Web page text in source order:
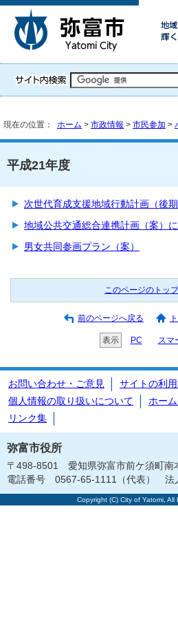
現在の位置： ホーム > 市政情報 > 市民参加 >
平成21年度
次世代育成支援地域行動計画（後期
地域公共交通総合連携計画（案）
男女共同参画プラン（案）
このページのトッ
前のページへ戻る
表示 PC スマ
お問い合わせ・ご意見
サイトの利
個人情報の取り扱いについて
ホー
リンク集
弥富市役所
〒498-8501 愛知県弥富市前ケ須町南
電話番号 0567-65-1111（代表） 法
Copyright (C) City of Yatomi, All